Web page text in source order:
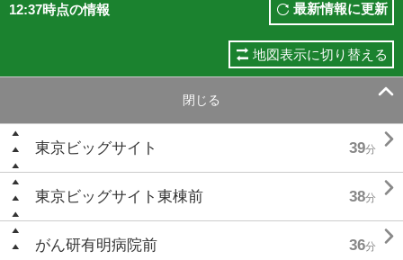
12:37時点の情報 最新情報に更新
地図表示に切り替える
閉じる 
東京ビッグサイト 39分 
東京ビッグサイト東棟前 38分 
がん研有明病院前 36分 